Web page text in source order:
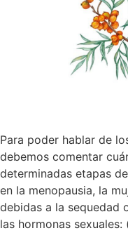
Para poder hablar de
debemos comentar
determinadas etapas
en la menopausia, la
debidas a la sequedad
las hormonas